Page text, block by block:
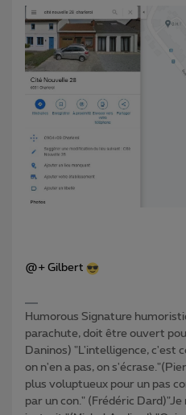
@+ Gilbert
Humorous Signature
parachute, doit être ouvert
Daninos) "L'intelligence, c'est
on n'en a pas, on
plus voluptueux pour un pas
par un con." (Frédéric